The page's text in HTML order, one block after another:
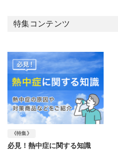
特集コンテンツ
《特集》
必見！熱中症に関する知識